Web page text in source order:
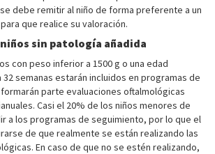
debe remitir al niño de forma preferente a un
que realice su valoración.
sin patología añadida
con peso inferior a 1500 g o una edad
semanas estarán incluidos en programas de
parte evaluaciones oftalmológicas
Casi el 20% de los niños menores de
a los programas de seguimiento, por lo que el
de que realmente se están realizando las
En caso de que no se estén realizando,